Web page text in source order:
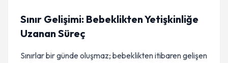
Sınır Gelişimi: Bebeklikten Yetişkinliğe
Uzanan Süreç
Sınırlar bir günde oluşmaz; bebeklikten itibaren gelişen